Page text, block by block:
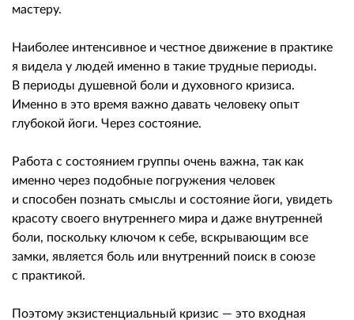
мастеру.
Наиболее интенсивное и честное движение в практике
я видела у людей именно в такие трудные периоды.
В периоды душевной боли и духовного кризиса.
Именно в это время важно давать человеку опыт
глубокой йоги. Через состояние.
Работа с состоянием группы очень важна, так как
именно через подобные погружения человек
и способен познать смыслы и состояние йоги, увидеть
красоту своего внутреннего мира и даже внутренней
боли, поскольку ключом к себе, вскрывающим все
замки, является боль или внутренний поиск в союзе
с практикой.
Поэтому экзистенциальный кризис — это входная